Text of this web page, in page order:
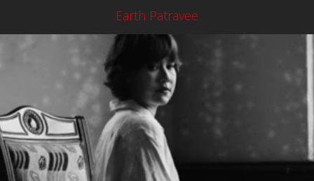
Earth Patravee